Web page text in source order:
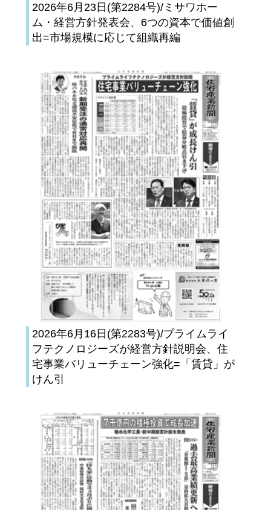
2026年6月23日(第2284号)/ミサワホー
ム・経営方針発表会、6つの資本で価値創
出=市場規模に応じて組織再編
2026年6月16日(第2283号)/プライムライ
フテクノロジーズが経営方針説明会、住
宅事業バリューチェーン強化=「賃貸」が
けん引